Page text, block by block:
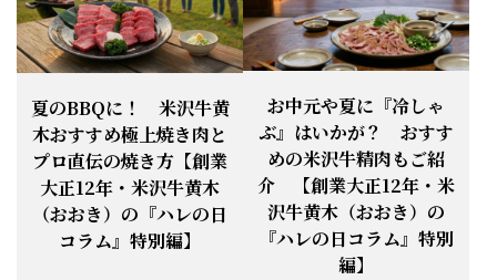
お知らせ 2026.4.13
【母の日】5月10日の母の日に、
「『ありがとう』の気持ち」をお贈り
できます。
お知らせ 2026.1.25
【ご注意】1月27日（火）は終日、お
電話・FAXが繋がりません（8:30〜
18:00）
お知らせ 2026.1.20
【恵方巻】今年の2月3日は、『米沢牛
恵方巻』を！
お知らせ 2026.1.15
【新商品】『米沢牛だし茶漬け』発売
夏のBBQに！ 米沢牛黄
木おすすめ極上焼き肉と
プロ直伝の焼き方【創業
大正12年・米沢牛黄木
（おおき）の『ハレの日
コラム』特別編】
お中元や夏に『冷しゃ
ぶ』はいかが？ おすす
めの米沢牛精肉もご紹
介 【創業大正12年・米
沢牛黄木（おおき）の
『ハレの日コラム』特別
編】